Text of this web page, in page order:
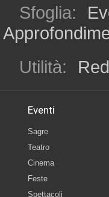
Sfoglia:
Utilità:
Eventi
Sagre
Teatro
Cinema
Feste
Spettacoli